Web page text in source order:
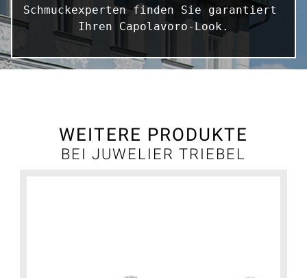
Schmuckexperten finden Sie garantiert
Ihren Capolavoro-Look.
WEITERE PRODUKTE
BEI JUWELIER TRIEBEL